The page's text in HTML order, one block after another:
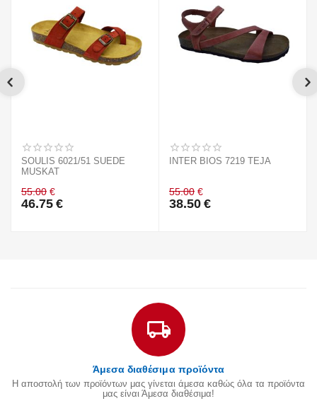
SOULIS 6021/51 SUEDE
MUSKAT
55.00 €
46.75 €
INTER BIOS 7219 TEJA
55.00 €
38.50 €
Άμεσα διαθέσιμα προϊόντα
Η αποστολή των προϊόντων μας γίνεται άμεσα καθώς όλα τα προϊόντα
μας είναι Άμεσα διαθέσιμα!